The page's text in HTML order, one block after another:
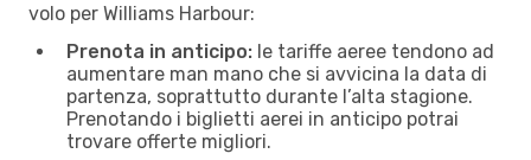
volo per Williams Harbour:
Prenota in anticipo: le tariffe aeree tendono ad
aumentare man mano che si avvicina la data di
partenza, soprattutto durante l’alta stagione.
Prenotando i biglietti aerei in anticipo potrai
trovare offerte migliori.